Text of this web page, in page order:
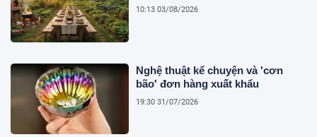
10:13 03/08/2026
Nghệ thuật kể chuyện và 'cơn
bão' đơn hàng xuất khẩu
19:30 31/07/2026